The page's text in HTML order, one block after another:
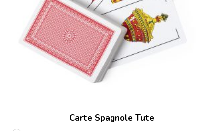
Carte Spagnole Tute